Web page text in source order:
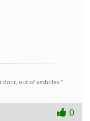
door, out of assholes."
0